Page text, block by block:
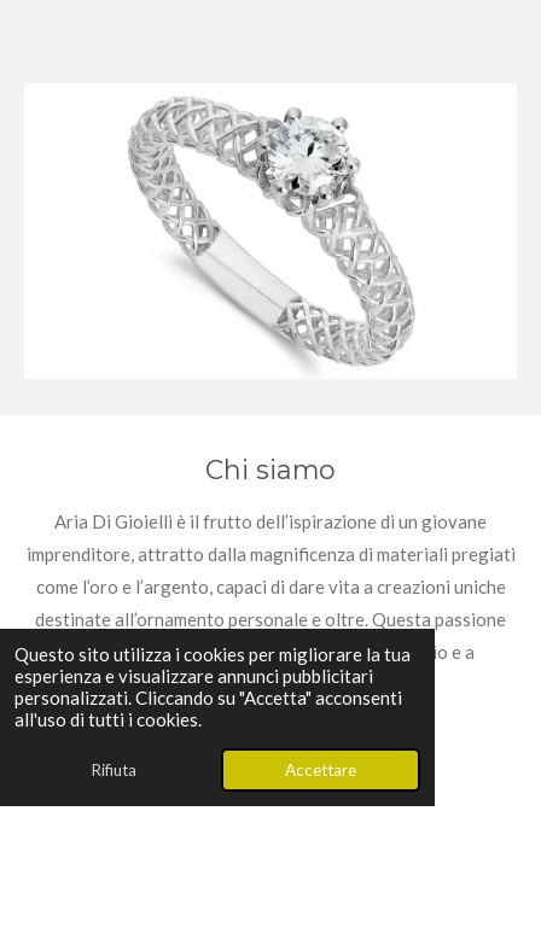
Questo sito utilizza i cookies per migliorare la tua
esperienza e visualizzare annunci pubblicitari
personalizzati. Cliccando su "Accetta" acconsenti
all'uso di tutti i cookies.
Rifiuta Accettare
Chi siamo
Aria Di Gioielli è il frutto dell’ispirazione di un giovane
imprenditore, attratto dalla magnificenza di materiali pregiati
come l’oro e l’argento, capaci di dare vita a creazioni uniche
destinate all’ornamento personale e oltre. Questa passione
ha spinto l’imprenditore a dare vita a un marchio e a
intraprendere un ambizioso progetto.
a
n
T
i
W
h